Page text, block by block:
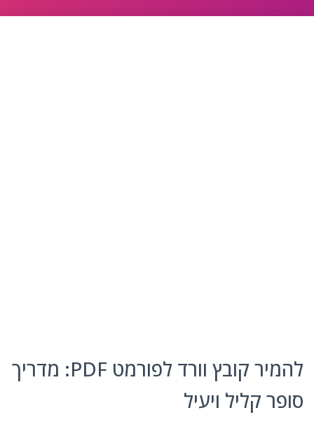
להמיר קובץ וורד לפורמט PDF: מדריך
סופר קליל ויעיל